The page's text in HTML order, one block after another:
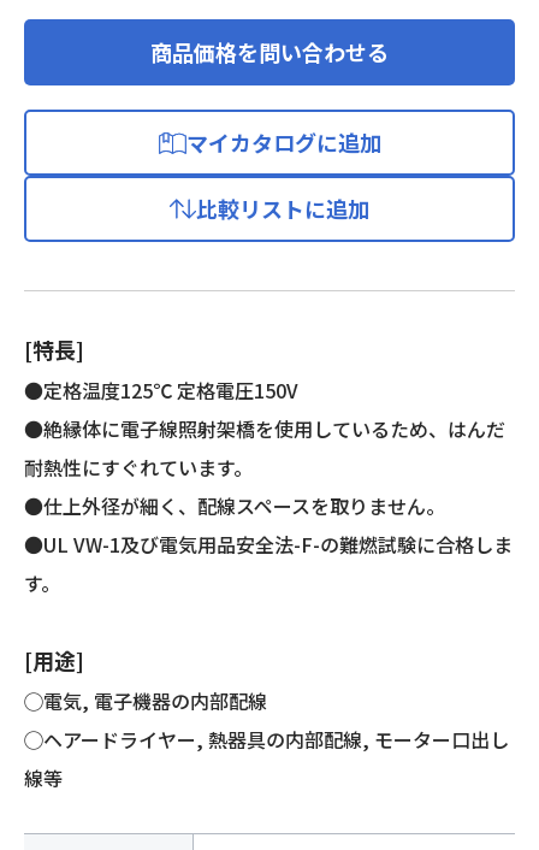
商品価格を問い合わせる
マイカタログに追加
比較リストに追加
[特長]
●定格温度125℃ 定格電圧150V
●絶縁体に電子線照射架橋を使用しているため、はんだ
耐熱性にすぐれています。
●仕上外径が細く、配線スペースを取りません。
●UL VW-1及び電気用品安全法-F-の難燃試験に合格しま
す。
[用途]
◯電気, 電子機器の内部配線
◯ヘアードライヤー, 熱器具の内部配線, モーター口出し
線等